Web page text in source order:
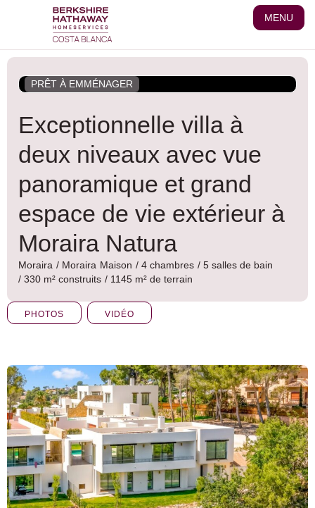
MENU
PRÊT À EMMÉNAGER
Exceptionnelle villa à
deux niveaux avec vue
panoramique et grand
espace de vie extérieur à
Moraira Natura
Moraira / Moraira Maison / 4 chambres / 5 salles de bain
/ 330 m² construits / 1145 m² de terrain
PHOTOS VIDÉO